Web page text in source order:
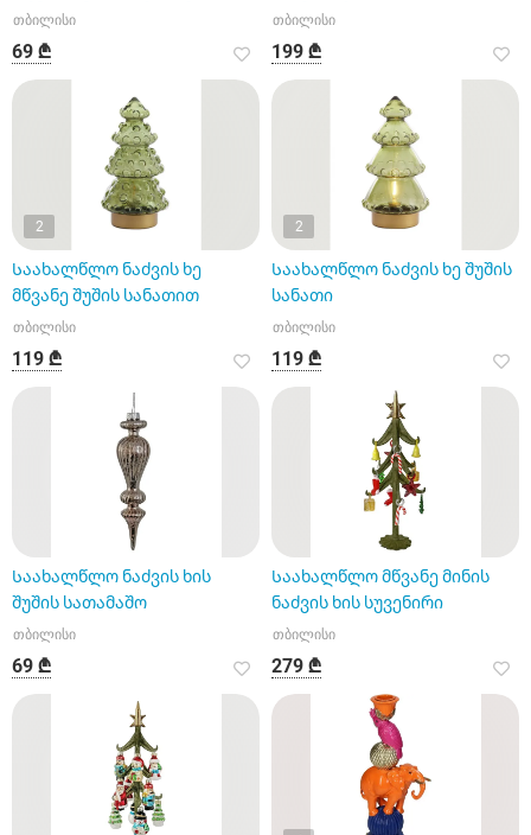
თბილისი
69 ₾
თბილისი
199 ₾
2
Საახალწლო ნაძვის ხე
მწვანე შუშის სანათით
თბილისი
119 ₾
2
Საახალწლო ნაძვის ხე შუშის
სანათი
თბილისი
119 ₾
Საახალწლო ნაძვის ხის
შუშის სათამაშო
თბილისი
69 ₾
Საახალწლო მწვანე მინის
ნაძვის ხის სუვენირი
თბილისი
279 ₾